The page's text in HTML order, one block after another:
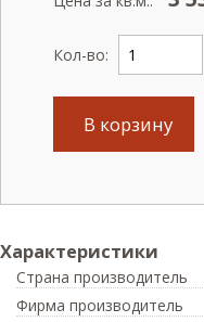
Кол-во:
В корзину
Характеристики
Страна производитель
Фирма производитель